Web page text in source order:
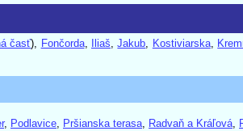
časť), Fončorda, Iliaš,Jakub, Kostiviarska,
, Podlavice, Pršianska terasa, Radvaň a Kráľová,